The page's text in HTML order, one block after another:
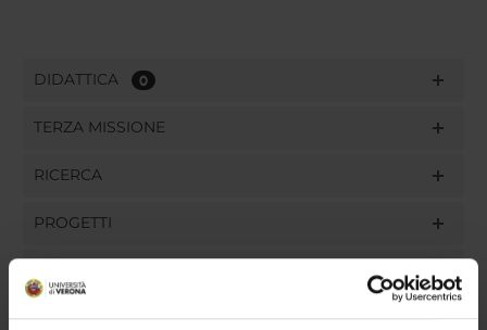
DIDATTICA 0
TERZA MISSIONE
RICERCA
PROGETTI